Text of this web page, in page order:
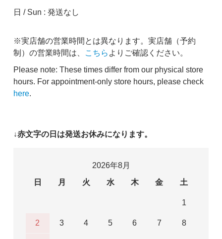
日 / Sun : 発送なし
※実店舗の営業時間とは異なります。実店舗（予約
制）の営業時間は、
こちら よりご確認ください。
Please note: These times differ from our physical store
hours. For appointment-only store hours, please check
here.
↓赤文字の日は発送お休みになります。
2026年8月
日
月 火 水 木 金 土
1
2 3 4 5 6 7 8